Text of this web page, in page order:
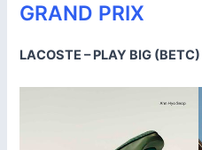
GRAND PRIX
LACOSTE – PLAY BIG (BETC)